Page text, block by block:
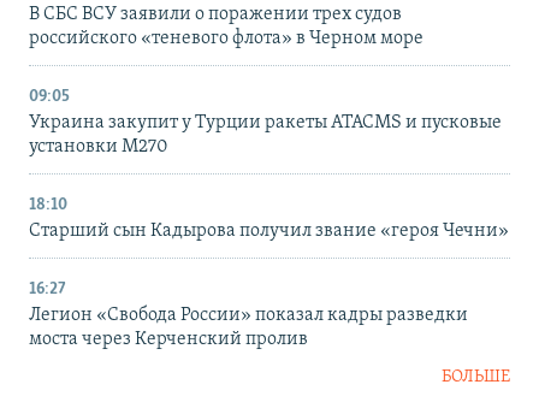
В СБС ВСУ заявили о поражении трех судов
российского «теневого флота» в Черном море
09:05
Украина закупит у Турции ракеты ATACMS и пусковые
установки M270
18:10
Старший сын Кадырова получил звание «героя Чечни»
16:27
Легион «Свобода России» показал кадры разведки
моста через Керченский пролив
БОЛЬШЕ